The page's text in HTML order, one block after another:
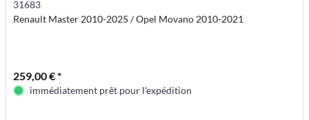
31683
Renault Master 2010-2025 / Opel Movano 2010-2021
259,00 € *
immédiatement prêt pour l'expédition